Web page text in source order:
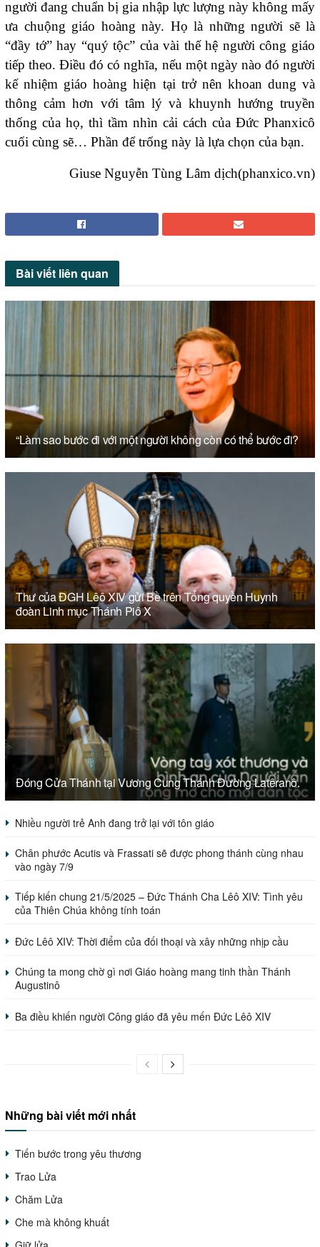
người đang chuẩn bị gia nhập lực lượng này không mấy
ưa chuộng giáo hoàng này. Họ là những người sẽ là
“đầy tớ” hay “quý tộc” của vài thế hệ người công giáo
tiếp theo. Điều đó có nghĩa, nếu một ngày nào đó người
kế nhiệm giáo hoàng hiện tại trở nên khoan dung và
thông cảm hơn với tâm lý và khuynh hướng truyền
thống của họ, thì tầm nhìn cải cách của Đức Phanxicô
cuối cùng sẽ… Phần để trống này là lựa chọn của bạn.
Giuse Nguyễn Tùng Lâm dịch(phanxico.vn)
Bài viết liên quan
“Làm sao bước đi với một người không còn có thể bước đi?
Thư của ĐGH Lêô XIV gửi Bề trên Tổng quyền Huynh
đoàn Linh mục Thánh Piô X
Đóng Cửa Thánh tại Vương Cung Thánh Đường Latêranô.
Nhiều người trẻ Anh đang trở lại với tôn giáo
Chân phước Acutis và Frassati sẽ được phong thánh cùng nhau
vào ngày 7/9
Tiếp kiến chung 21/5/2025 – Đức Thánh Cha Lêô XIV: Tình yêu
của Thiên Chúa không tính toán
Đức Lêô XIV: Thời điểm của đối thoại và xây những nhịp cầu
Chúng ta mong chờ gì nơi Giáo hoàng mang tinh thần Thánh
Augustinô
Ba điều khiến người Công giáo đã yêu mến Đức Lêô XIV
Những bài viết mới nhất
Tiến bước trong yêu thương
Trao Lửa
Chăm Lửa
Che mà không khuất